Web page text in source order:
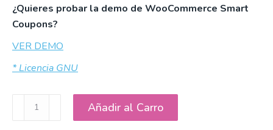
¿Quieres probar la demo de WooCommerce Smart
Coupons?
VER DEMO
* Licencia GNU
Cupones
Añadir al Carro